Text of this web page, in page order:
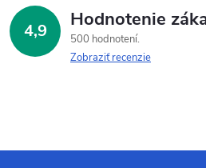
4,9 Hodnotenie
500 hodnotení
Zobraziť recenzie